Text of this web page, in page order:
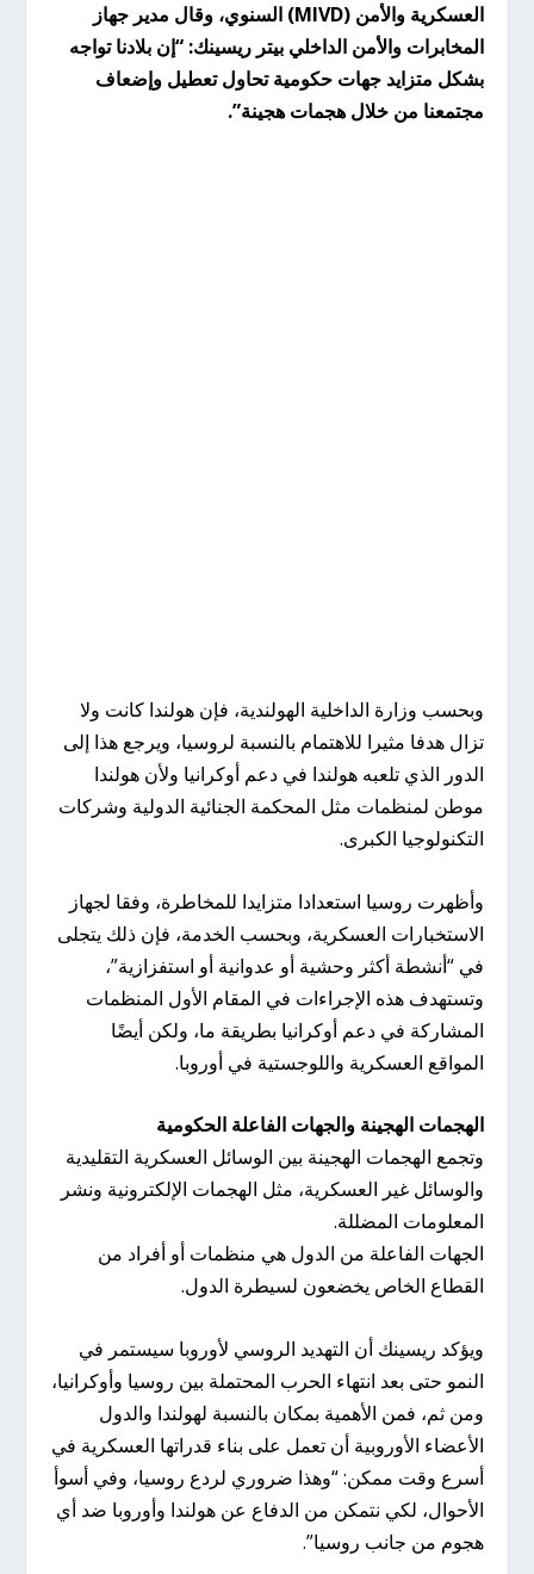
العسكرية والأمن (MIVD) السنوي، وقال مدير جهاز
المخابرات والأمن الداخلي بيتر ريسينك: “إن بلادنا تواجه
بشكل متزايد جهات حكومية تحاول تعطيل وإضعاف
مجتمعنا من خلال هجمات هجينة”.
وبحسب وزارة الداخلية الهولندية، فإن هولندا كانت ولا
تزال هدفا مثيرا للاهتمام بالنسبة لروسيا، ويرجع هذا إلى
الدور الذي تلعبه هولندا في دعم أوكرانيا ولأن هولندا
موطن لمنظمات مثل المحكمة الجنائية الدولية وشركات
التكنولوجيا الكبرى.
وأظهرت روسيا استعدادا متزايدا للمخاطرة، وفقا لجهاز
الاستخبارات العسكرية، وبحسب الخدمة، فإن ذلك يتجلى
في “أنشطة أكثر وحشية أو عدوانية أو استفزازية”،
وتستهدف هذه الإجراءات في المقام الأول المنظمات
المشاركة في دعم أوكرانيا بطريقة ما، ولكن أيضًا
المواقع العسكرية واللوجستية في أوروبا.
الهجمات الهجينة والجهات الفاعلة الحكومية
وتجمع الهجمات الهجينة بين الوسائل العسكرية التقليدية
والوسائل غير العسكرية، مثل الهجمات الإلكترونية ونشر
المعلومات المضللة.
الجهات الفاعلة من الدول هي منظمات أو أفراد من
القطاع الخاص يخضعون لسيطرة الدول.
ويؤكد ريسينك أن التهديد الروسي لأوروبا سيستمر في
النمو حتى بعد انتهاء الحرب المحتملة بين روسيا وأوكرانيا،
ومن ثم، فمن الأهمية بمكان بالنسبة لهولندا والدول
الأعضاء الأوروبية أن تعمل على بناء قدراتها العسكرية في
أسرع وقت ممكن: “وهذا ضروري لردع روسيا، وفي أسوأ
الأحوال، لكي نتمكن من الدفاع عن هولندا وأوروبا ضد أي
هجوم من جانب روسيا”.